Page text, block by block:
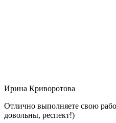
Ирина Криворотова
Отлично выполняете свою
довольны, респект!)